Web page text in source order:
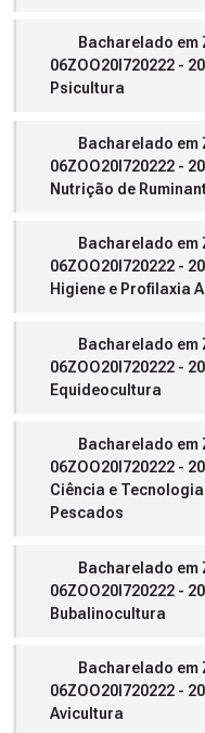
Bacharelado em
06ZOO20I720222 -
Psicultura
Bacharelado em
06ZOO20I720222 -
Nutrição de
Bacharelado em
06ZOO20I720222 -
Higiene e Profilaxia
Bacharelado em
06ZOO20I720222 -
Equideocultura
Bacharelado em
06ZOO20I720222 -
Ciência e
Pescados
Bacharelado em
06ZOO20I720222 -
Bubalinocultura
Bacharelado em
06ZOO20I720222 -
Avicultura